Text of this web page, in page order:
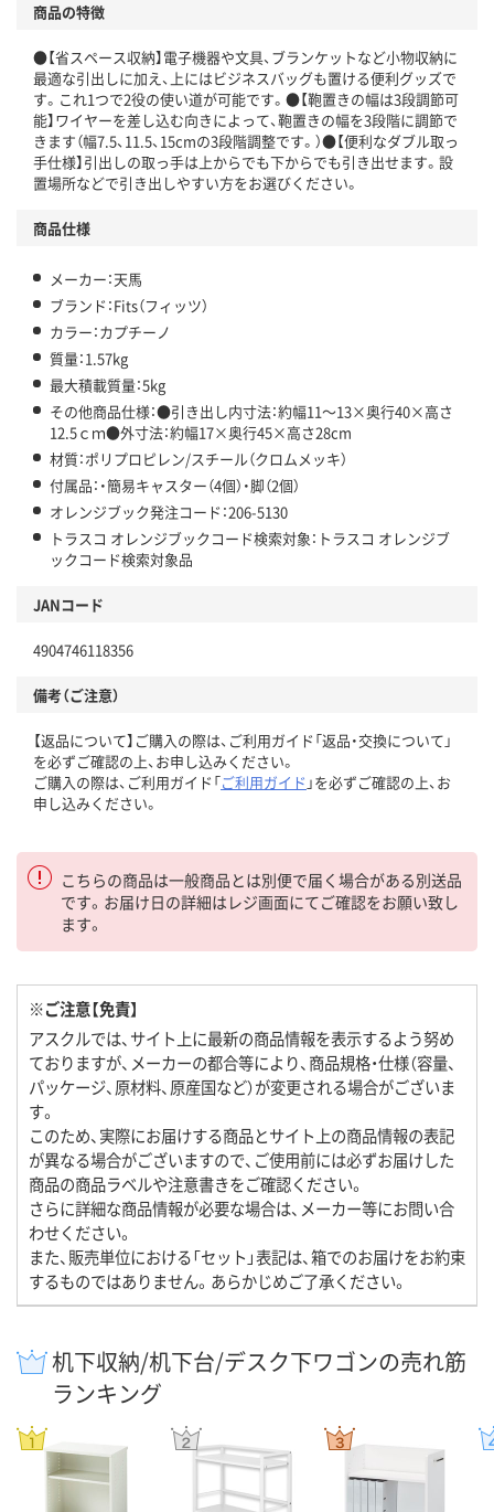
商品の特徴
●【省スペース収納】電子機器や文具、ブランケットなど小物収納に
最適な引出しに加え、上にはビジネスバッグも置ける便利グッズで
す。これ1つで2役の使い道が可能です。●【鞄置きの幅は3段調節可
能】ワイヤーを差し込む向きによって、鞄置きの幅を3段階に調節で
きます（幅7.5、11.5、15cmの3段階調整です。）●【便利なダブル取っ
手仕様】引出しの取っ手は上からでも下からでも引き出せます。設
置場所などで引き出しやすい方をお選びください。
商品仕様
メーカー：天馬
ブランド：Fits（フィッツ）
カラー：カプチーノ
質量：1.57kg
最大積載質量：5kg
その他商品仕様：●引き出し内寸法：約幅11～13×奥行40×高さ
12.5ｃｍ●外寸法：約幅17×奥行45×高さ28cm
材質：ポリプロピレン/スチール（クロムメッキ）
付属品：・簡易キャスター（4個）・脚（2個）
オレンジブック発注コード：206-5130
トラスコ オレンジブックコード検索対象：トラスコ オレンジブ
ックコード検索対象品
JANコード
4904746118356
備考（ご注意）
【返品について】ご購入の際は、ご利用ガイド「返品・交換について」
を必ずご確認の上、お申し込みください。
ご購入の際は、ご利用ガイド「ご利用ガイド 」を必ずご確認の上、お
申し込みください。
こちらの商品は一般商品とは別便で届く場合がある別送品
です。お届け日の詳細はレジ画面にてご確認をお願い致し
ます。
※ご注意【免責】
アスクルでは、サイト上に最新の商品情報を表示するよう努め
ておりますが、メーカーの都合等により、商品規格・仕様（容量、
パッケージ、原材料、原産国など）が変更される場合がございま
す。
このため、実際にお届けする商品とサイト上の商品情報の表記
が異なる場合がございますので、ご使用前には必ずお届けした
商品の商品ラベルや注意書きをご確認ください。
さらに詳細な商品情報が必要な場合は、メーカー等にお問い合
わせください。
また、販売単位における「セット」表記は、箱でのお届けをお約束
するものではありません。あらかじめご了承ください。
机下収納/机下台/デスク下ワゴンの売れ筋
ランキング